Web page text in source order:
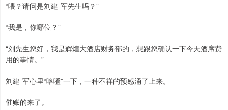
“喂？请问是刘建-军先生吗？”
“我是，你哪位？”
“刘先生您好，我是辉煌大酒店财务部的，想跟您确认一下今天酒席费
用的事情。”
刘建-军心里“咯噔”一下，一种不祥的预感涌了上来。
催账的来了。